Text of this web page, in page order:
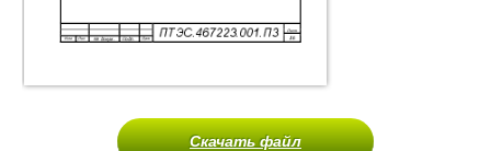
Скачать файл